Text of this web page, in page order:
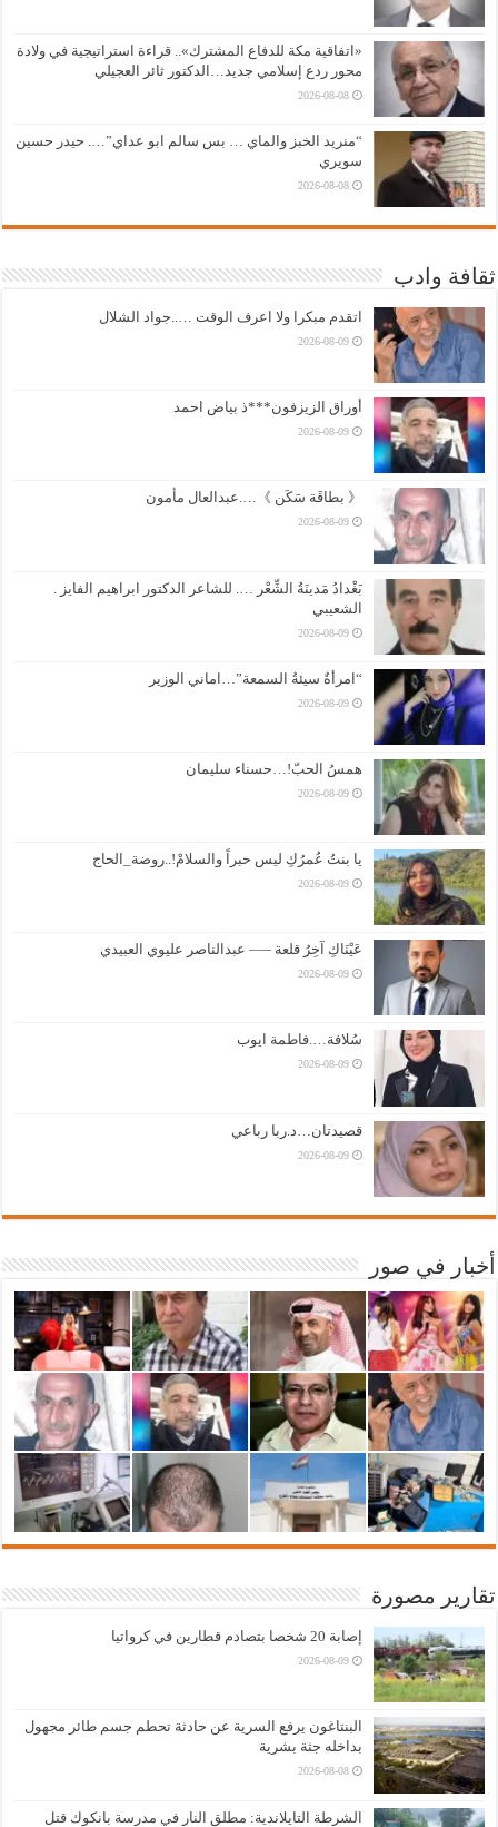
«اتفاقية مكة للدفاع المشترك».. قراءة استراتيجية في ولادة
محور ردع إسلامي جديد…الدكتور ثائر العجيلي
2026-08-08
“منريد الخبز والماي … بس سالم ابو عداي”…. حيدر حسين
سويري
2026-08-08
ثقافة وادب
اتقدم مبكرا ولا اعرف الوقت …..جواد الشلال
2026-08-09
أوراق الزيزفون***ذ بياض احمد
2026-08-09
《 بطاقَة سَكَن 》….عبدالعال مأمون
2026-08-09
بَغْدادُ مَدينَةُ الشِّعْر …. للشاعر الدكتور ابراهيم الفايز .
الشعيبي
2026-08-09
“امرأةٌ سيئةُ السمعة”…اماني الوزير
2026-08-09
همسُ الحبّ!…حسناء سليمان
2026-08-09
يا بنتُ عُمرُكِ ليس حبراً والسلامْ!..روضة_الحاج
2026-08-09
عَيْنَاكِ آخِرُ قلعة —– عبدالناصر عليوي العبيدي
2026-08-09
سُلافة….فاطمة ايوب
2026-08-09
قصيدتان…د.ربا رباعي
2026-08-09
أخبار في صور
تقارير مصورة
إصابة 20 شخصا بتصادم قطارين في كرواتيا
2026-08-09
البنتاغون يرفع السرية عن حادثة تحطم جسم طائر مجهول
بداخله جثة بشرية
2026-08-08
الشرطة التايلاندية: مطلق النار في مدرسة بانكوك قتل